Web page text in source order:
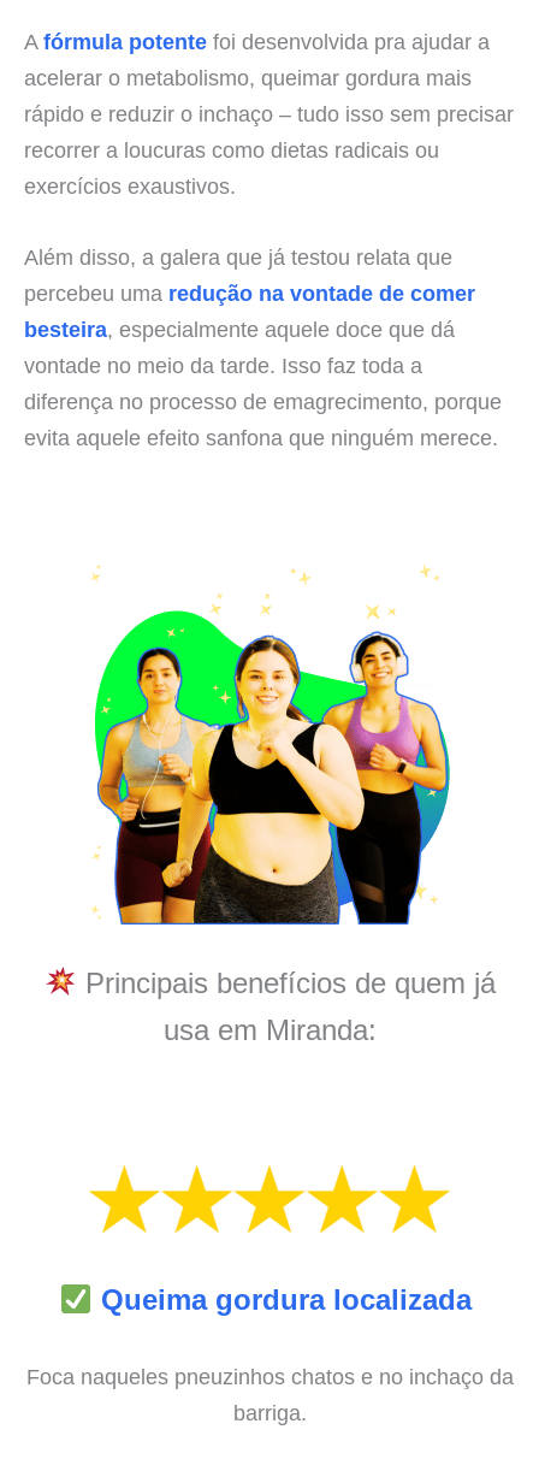
Afórmula potente foi desenvolvida pra ajudar a
acelerar o metabolismo, queimar gordura mais
rápido e reduzir o inchaço – tudo isso sem precisar
recorrer a loucuras como dietas radicais ou
exercícios exaustivos.
Além disso, a galera que já testou relata que
percebeu uma redução na vontade de comer
besteira, especialmente aquele doce que dá
vontade no meio da tarde. Isso faz toda a
diferença no processo de emagrecimento, porque
evita aquele efeito sanfona que ninguém merece.
Principais benefícios de quem já
usa em Miranda:
Queima gordura localizada
Foca naqueles pneuzinhos chatos e no inchaço da
barriga.